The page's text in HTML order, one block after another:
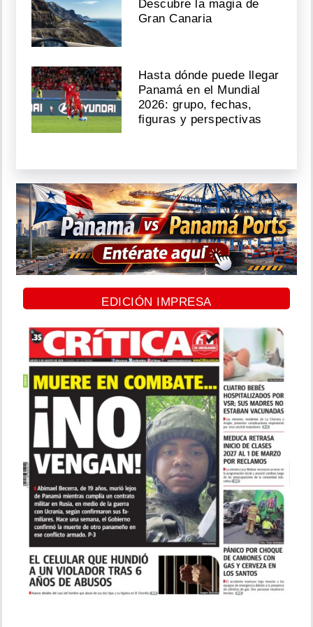
Descubre la magia de
Gran Canaria
Hasta dónde puede llegar
Panamá en el Mundial
2026: grupo, fechas,
figuras y perspectivas
EDICIÓN IMPRESA